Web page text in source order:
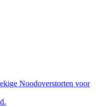
Noodoverstorten voor